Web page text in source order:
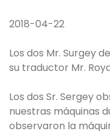
2018-04-22
Los dos Mr. Surgey
su traductor Mr.
Los dos Sr. Sergey
nuestras máquinas
observaron la